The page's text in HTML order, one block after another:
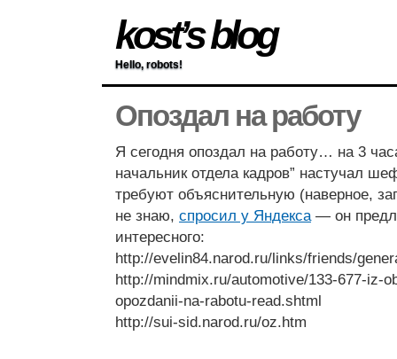
kost’s blog
Hello, robots!
Опоздал на работу
Я сегодня опоздал на работу… на 3
начальник отдела кадров” настучал
требуют объяснительную (наверное,
не знаю, спросил у Яндекса— он
интересного:
http://evelin84.narod.ru/links/friends/
http://mindmix.ru/automotive/133-677-iz-
opozdanii-na-rabotu-read.shtml
http://sui-sid.narod.ru/oz.htm